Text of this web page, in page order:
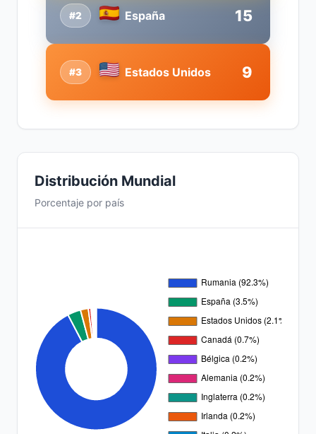
#2 España 15
#3 Estados Unidos 9
Distribución Mundial
Porcentaje por país